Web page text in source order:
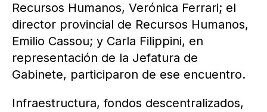
Recursos Humanos, Verónica Ferrari; el
director provincial de Recursos Humanos,
Emilio Cassou; y Carla Filippini, en
representación de la Jefatura de
Gabinete, participaron de ese encuentro.
Infraestructura, fondos descentralizados,